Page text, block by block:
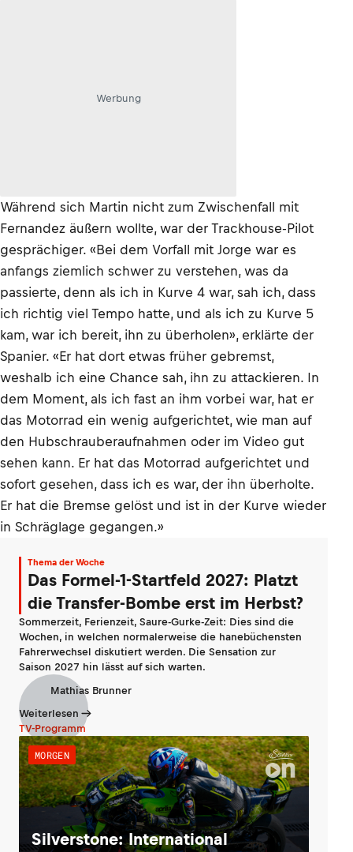
Werbung
Während sich Martin nicht zum Zwischenfall mit
Fernandez äußern wollte, war der Trackhouse-Pilot
gesprächiger. «Bei dem Vorfall mit Jorge war es
anfangs ziemlich schwer zu verstehen, was da
passierte, denn als ich in Kurve 4 war, sah ich, dass
ich richtig viel Tempo hatte, und als ich zu Kurve 5
kam, war ich bereit, ihn zu überholen», erklärte der
Spanier. «Er hat dort etwas früher gebremst,
weshalb ich eine Chance sah, ihn zu attackieren. In
dem Moment, als ich fast an ihm vorbei war, hat er
das Motorrad ein wenig aufgerichtet, wie man auf
den Hubschrauberaufnahmen oder im Video gut
sehen kann. Er hat das Motorrad aufgerichtet und
sofort gesehen, dass ich es war, der ihn überholte.
Er hat die Bremse gelöst und ist in der Kurve wieder
in Schräglage gegangen.»
Thema der Woche
Das Formel-1-Startfeld 2027: Platzt
die Transfer-Bombe erst im Herbst?
Sommerzeit, Ferienzeit, Saure-Gurke-Zeit: Dies sind die
Wochen, in welchen normalerweise die hanebüchensten
Fahrerwechsel diskutiert werden. Die Sensation zur
Saison 2027 hin lässt auf sich warten.
Mathias Brunner
Weiterlesen
TV-Programm
MORGEN
Silverstone: International